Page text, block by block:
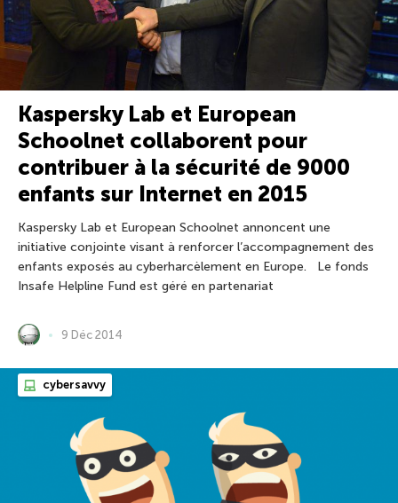
Kaspersky Lab et European
Schoolnet collaborent pour
contribuer à la sécurité de 9000
enfants sur Internet en 2015
Kaspersky Lab et European Schoolnet annoncent une
initiative conjointe visant à renforcer l’accompagnement des
enfants exposés au cyberharcèlement en Europe. Le fonds
Insafe Helpline Fund est géré en partenariat
9 Déc 2014
cybersavvy